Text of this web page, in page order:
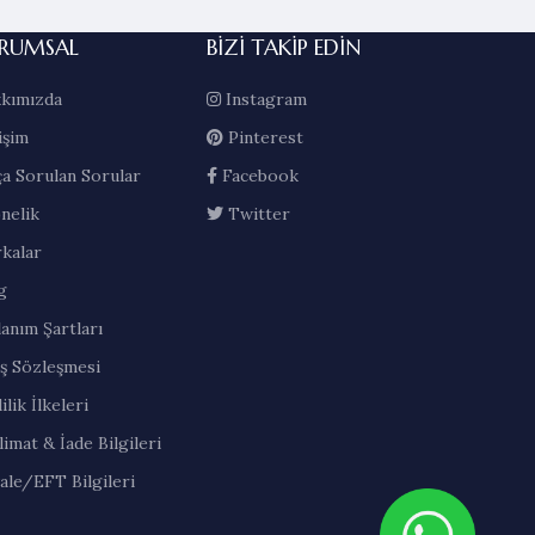
Sorulan Sorular
Şartları
Sözleşmesi
İlkeleri
& İade Bilgileri
EFT Bilgileri
BIZI TAKIP EDIN
Instagram
Pinterest
Facebook
Twitter